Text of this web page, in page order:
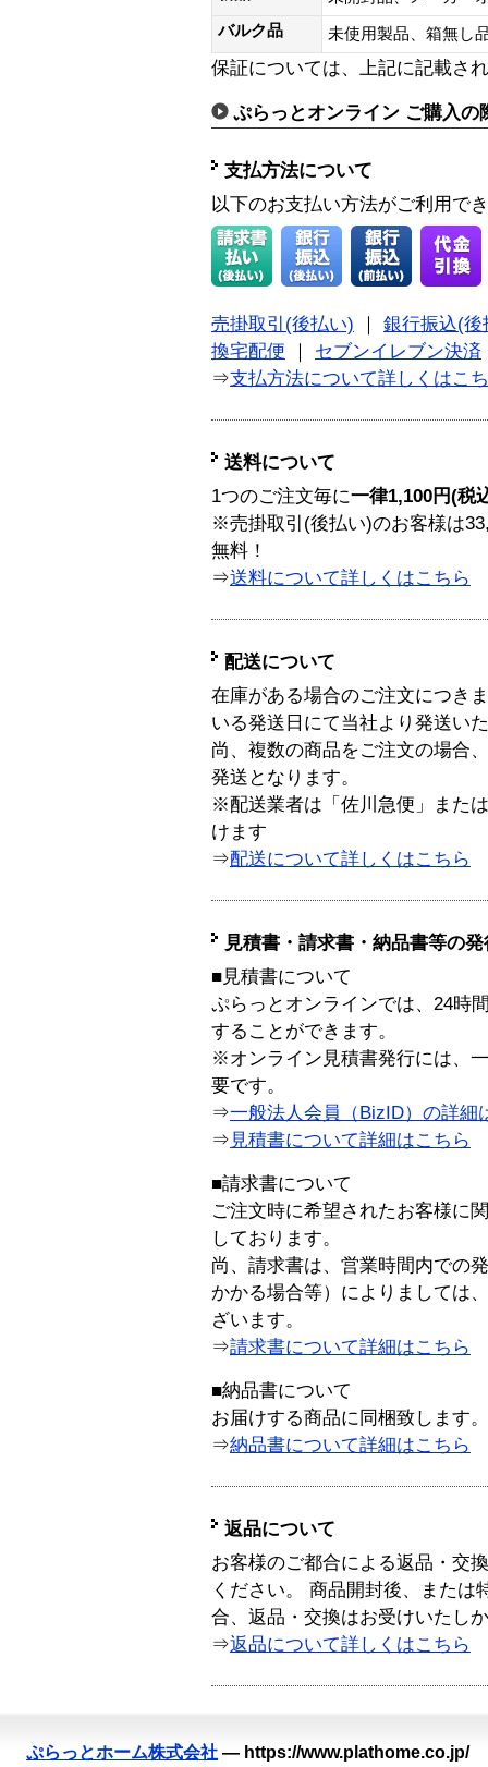
バルク品
未使用製品、箱無
保証については、上記に記載さ
ぷらっとオンライン ご購入の
支払方法について
以下のお支払い方法がご利用で
売掛取引(後払い)
銀行振込(後
換宅配便
セブンイレブン決済
⇒支払方法について詳しくはこ
送料について
1つのご注文毎に一律1,100円(税
※売掛取引(後払い)のお客様は
無料！
⇒送料について詳しくはこちら
配送について
在庫がある場合のご注文につき
いる発送日にて当社より発送い
尚、複数の商品をご注文の場合
発送となります。
※配送業者は「佐川急便」また
けます
⇒配送について詳しくはこちら
見積書・請求書・納品書等の
■見積書について
ぷらっとオンラインでは、24時
することができます。
※オンライン見積書発行には、
要です。
⇒一般法人会員（BizID）の詳細
⇒ 見積書について詳細はこちら
■請求書について
ご注文時に希望されたお客様に
しております。
尚、請求書は、営業時間内での
かかる場合等）によりましては
ざいます。
⇒請求書について詳細はこちら
■納品書について
お届けする商品に同梱致します。
⇒納品書について詳細はこちら
返品について
お客様のご都合による返品・交
ください。 商品開封後、または
合、返品・交換はお受けいたし
⇒返品について詳しくはこちら
ぷらっとホーム株式会社 — https://www.plathome.co.jp/